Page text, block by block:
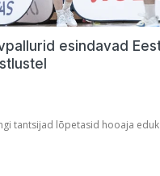
esindavad